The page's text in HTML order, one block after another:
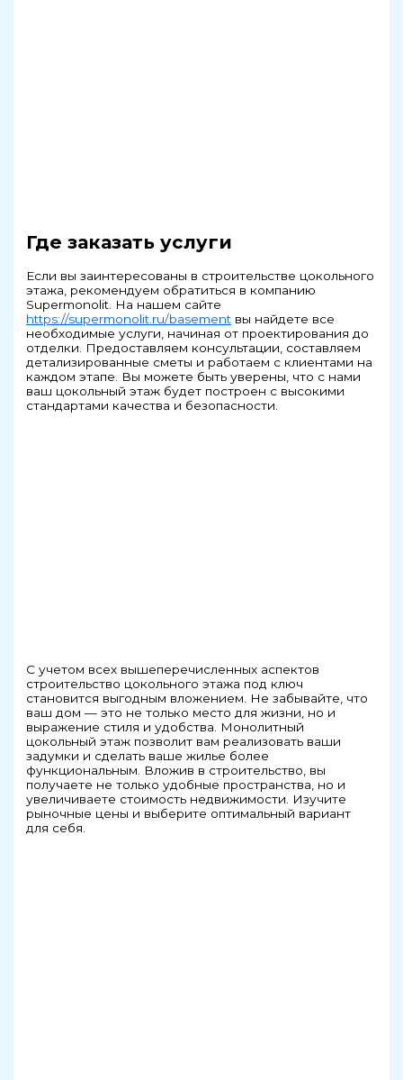
Где заказать услуги
Если вы заинтересованы в строительстве цокольного
этажа, рекомендуем обратиться в компанию
Supermonolit. На нашем сайте
https://supermonolit.ru/basement вы найдете все
необходимые услуги, начиная от проектирования до
отделки. Предоставляем консультации, составляем
детализированные сметы и работаем с клиентами на
каждом этапе. Вы можете быть уверены, что с нами
ваш цокольный этаж будет построен с высокими
стандартами качества и безопасности.
С учетом всех вышеперечисленных аспектов
строительство цокольного этажа под ключ
становится выгодным вложением. Не забывайте, что
ваш дом — это не только место для жизни, но и
выражение стиля и удобства. Монолитный
цокольный этаж позволит вам реализовать ваши
задумки и сделать ваше жилье более
функциональным. Вложив в строительство, вы
получаете не только удобные пространства, но и
увеличиваете стоимость недвижимости. Изучите
рыночные цены и выберите оптимальный вариант
для себя.